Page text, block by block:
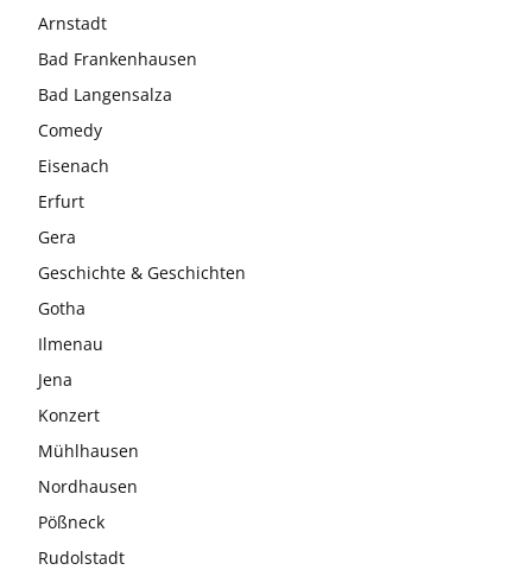
Arnstadt
Bad Frankenhausen
Bad Langensalza
Comedy
Eisenach
Erfurt
Gera
Geschichte & Geschichten
Gotha
Ilmenau
Jena
Konzert
Mühlhausen
Nordhausen
Pößneck
Rudolstadt